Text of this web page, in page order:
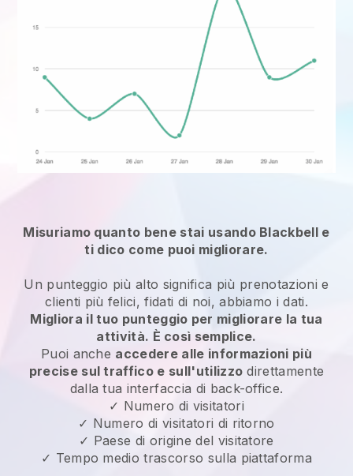
Misuriamo quanto bene stai usando Blackbell e
ti dico come puoi migliorare.
Un punteggio più alto significa più prenotazioni e
clienti più felici, fidati di noi, abbiamo i dati.
Migliora il tuo punteggio per migliorare la tua
attività. È così semplice.
Puoi anche accedere alle informazioni più
precise sul traffico e sull'utilizzo direttamente
dalla tua interfaccia di back-office.
✓ Numero di visitatori
✓ Numero di visitatori di ritorno
✓ Paese di origine del visitatore
✓ Tempo medio trascorso sulla piattaforma